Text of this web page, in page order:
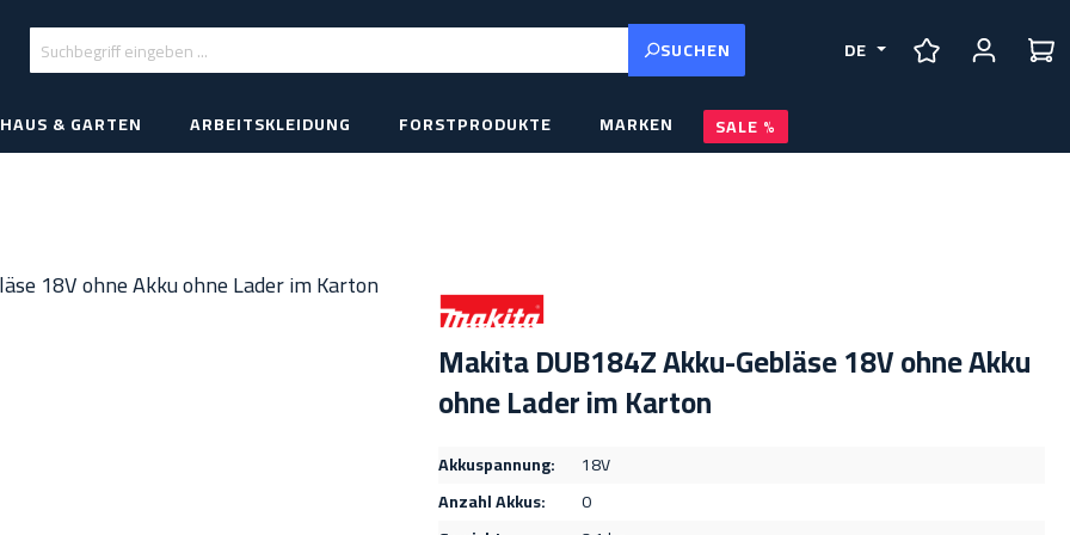
SUCHEN
DE
HAUS & GARTEN ARBEITSKLEIDUNG FORSTPRODUKTE MARKEN SALE
Makita DUB184Z Akku-Gebläse 18V ohne Akku
ohne Lader im Karton
Akkuspannung:
18V
Anzahl Akkus:
0